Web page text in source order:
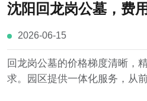
沈阳回龙岗公墓，费
园介绍
2026-06-15
回龙岗公墓的价格梯度清晰，
求。园区提供一体化服务，从